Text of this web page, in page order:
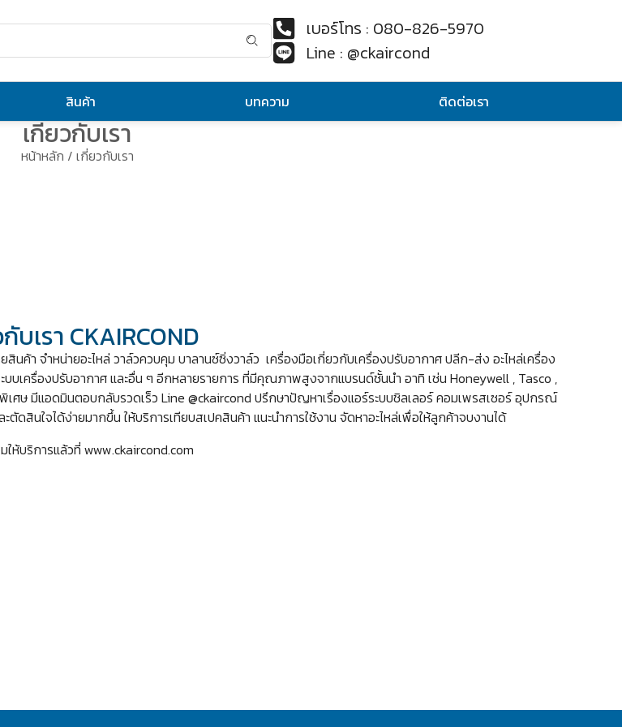
เบอร์โทร : 080-826-5970
Line : @ckaircond
สินค้า บทความ ติดต่อเรา
เกี่ยวกับเรา
หน้าหลัก / เกี่ยวกับเรา
บเรา CKAIRCOND
ค้า จำหน่ายอะไหล่ วาล์วควบคุม บาลานซ์ซิ่งวาล์ว เครื่องมือเกี่ยวกับเครื่องปรับอากาศ ปลีก-ส่ง อะไหล่เครื่อง
บเครื่องปรับอากาศ และอื่น ๆ อีกหลายรายการ ที่มีคุณภาพสูงจากแบรนด์ชั้นนำ อาทิ เช่น Honeywell , Tasco ,
ศษ มีแอดมินตอบกลับรวดเร็ว Line @ckaircond ปรึกษาปัญหาเรื่องแอร์ระบบชิลเลอร์ คอมเพรสเซอร์ อุปกรณ์
สินใจได้ง่ายมากขึ้น ให้บริการเทียบสเปคสินค้า แนะนำการใช้งาน จัดหาอะไหล่เพื่อให้ลูกค้าจบงานได้
ให้บริการแล้วที่ www.ckaircond.com